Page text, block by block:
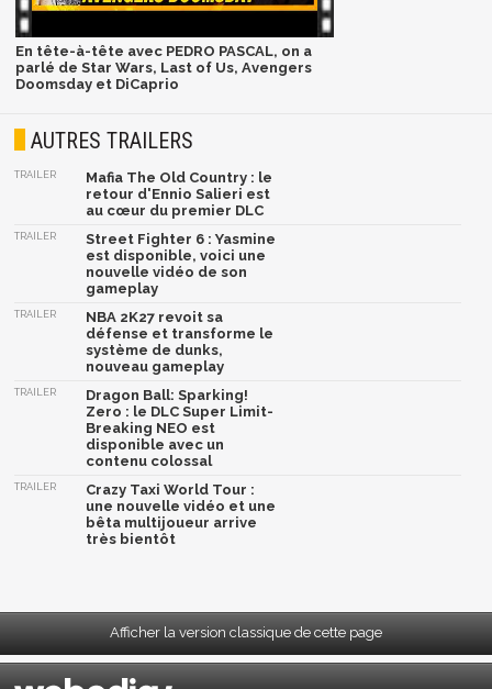
En tête-à-tête avec PEDRO PASCAL, on a
parlé de Star Wars, Last of Us, Avengers
Doomsday et DiCaprio
AUTRES TRAILERS
TRAILER
Mafia The Old Country : le
retour d'Ennio Salieri est
au cœur du premier DLC
TRAILER
Street Fighter 6 : Yasmine
est disponible, voici une
nouvelle vidéo de son
gameplay
TRAILER
NBA 2K27 revoit sa
défense et transforme le
système de dunks,
nouveau gameplay
TRAILER
Dragon Ball: Sparking!
Zero : le DLC Super Limit-
Breaking NEO est
disponible avec un
contenu colossal
TRAILER
Crazy Taxi World Tour :
une nouvelle vidéo et une
bêta multijoueur arrive
très bientôt
Afficher la version classique de cette page